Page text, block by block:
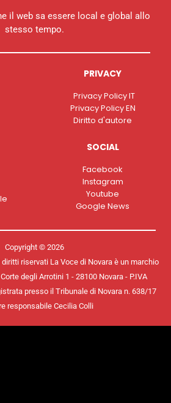
il web sa essere local e global allo
stesso tempo.
PRIVACY
Privacy Policy IT
Privacy Policy EN
Diritto d'autore
SOCIAL
Facebook
Instagram
Youtube
Google News
Copyright © 2026
riservati La Voce di Novara è un marchio
degli Arrotini 1 - 28100 Novara - P.IVA
presso il Tribunale di Novara n. 638/17
responsabile Cecilia Colli